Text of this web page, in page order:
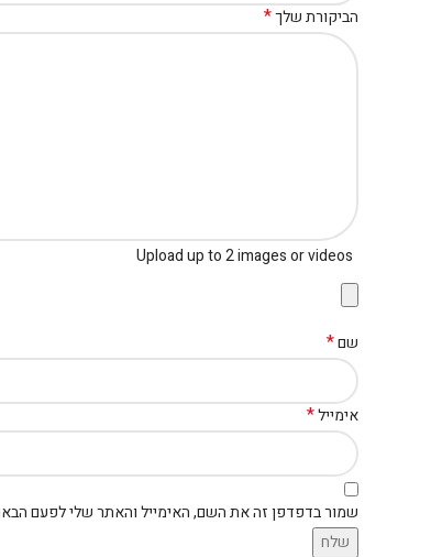
הביקורת שלך*
Upload up to 2 images or videos
שם*
אימייל*
שמור בדפדפן זה את השם, האימייל והאתר שלי לפעם